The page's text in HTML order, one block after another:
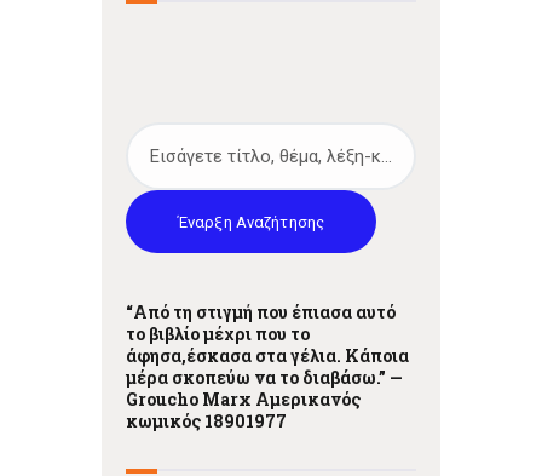
Έναρξη Αναζήτησης
“Από τη στιγμή που έπιασα αυτό
το βιβλίο μέχρι που το
άφησα,έσκασα στα γέλια. Κάποια
μέρα σκοπεύω να το διαβάσω.” —
Grouchο Marx Αμερικανός
κωμικός 18901977